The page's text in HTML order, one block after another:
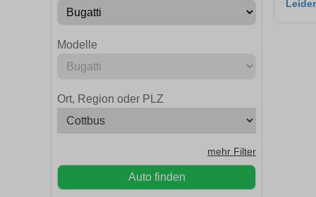
Modelle
Ort, Region oder PLZ
mehr Filter
Auto finden